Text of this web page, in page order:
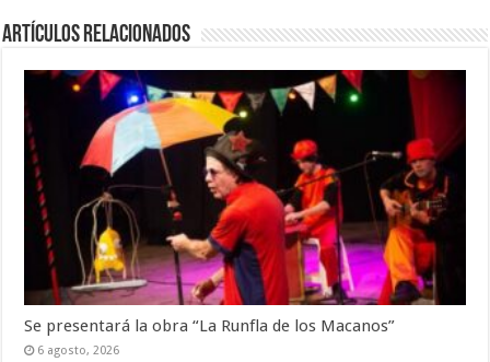
Artículos Relacionados
Se presentará la obra “La Runfla de los Macanos”
6 agosto, 2026